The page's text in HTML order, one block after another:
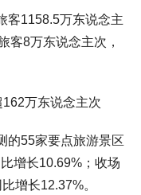
客1158.5万东说念主
客8万东说念主次，
万东说念主次
的55家要点旅游景区
增长10.69%；收场
增长12.37%。